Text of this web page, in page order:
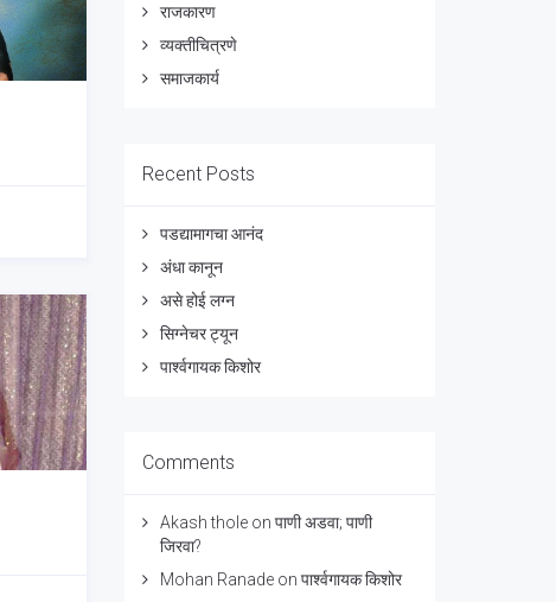
राजकारण
व्यक्तीचित्रणे
समाजकार्य
Recent Posts
पडद्यामागचा आनंद
अंधा कानून
असे होई लग्न
सिग्नेचर ट्यून
पार्श्वगायक किशोर
Comments
Akash tholeon पाणी अडवा; पाणी
जिरवा?
Mohan Ranadeon पार्श्वगायक किशोर